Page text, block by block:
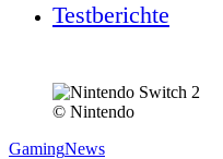
Testberichte
© Nintendo
GamingNews